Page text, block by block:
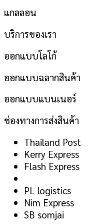
แกลลอน
บริการของเรา
ออกแบบโลโก้
ออกแบบฉลากสินค้า
ออกแบบแบนเนอร์
ช่องทางการส่งสินค้า
Thailand Post
Kerry Express
Flash Express
PL logistics
Nim Express
SB somjai